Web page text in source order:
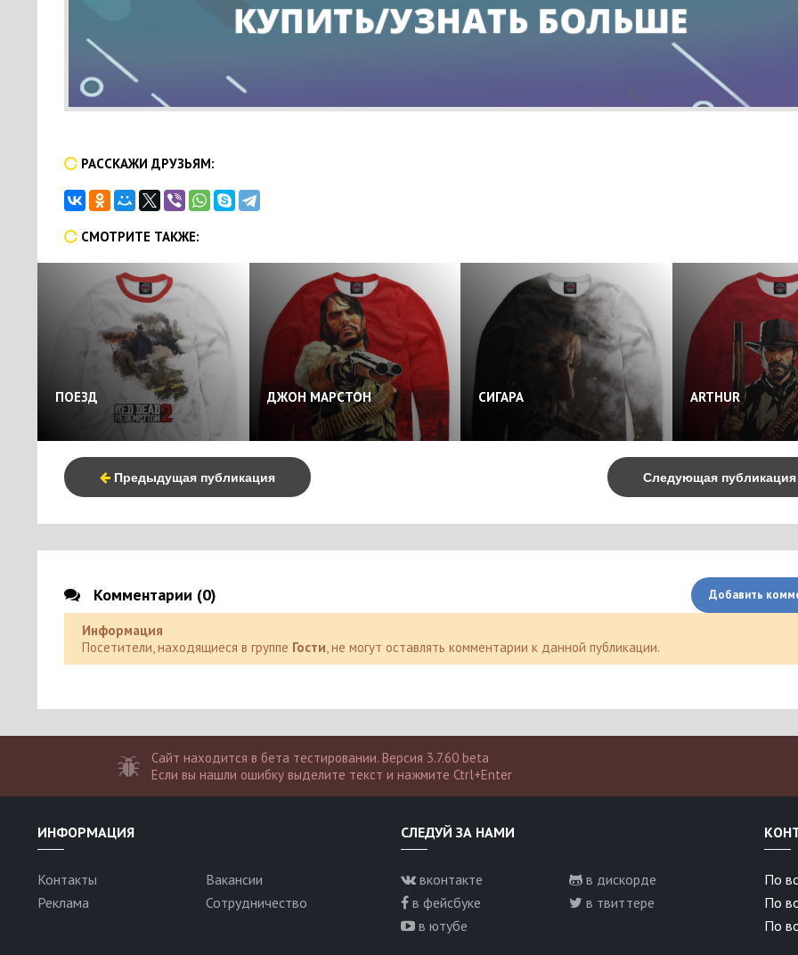
РАССКАЖИ ДРУЗЬЯМ:
СМОТРИТЕ ТАКЖЕ:
ПОЕЗД ДЖОН МАРСТОН СИГАРА ARTHUR
Предыдущая публикация Следующая
Комментарии (0) Добавить
Информация
Посетители, находящиеся в группе Гости , не могут оставлять комментарии к данной публикации.
Сайт находится в бета тестировании. Версия 3.7.60 beta
Если вы нашли ошибку выделите текст и нажмите Ctrl+Enter
ИНФОРМАЦИЯ
Контакты
Вакансии
Реклама
Сотрудничество
СЛЕДУЙ ЗА НАМИ
вконтакте
в дискорде
в фейсбуке
в твиттере
в ютубе
По
По
По